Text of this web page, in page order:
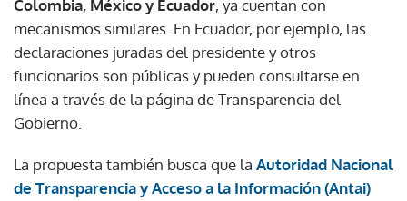
Colombia, México y Ecuador, ya cuentan con
mecanismos similares. En Ecuador, por ejemplo, las
declaraciones juradas del presidente y otros
funcionarios son públicas y pueden consultarse en
línea a través de la página de Transparencia del
Gobierno.
La propuesta también busca que la Autoridad Nacional
de Transparencia y Acceso a la Información (Antai)